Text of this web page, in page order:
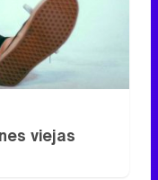
viejas